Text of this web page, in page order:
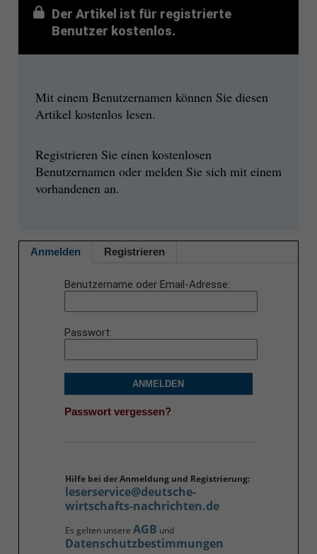
Der Artikel ist für registrierte
Benutzer kostenlos.
Mit einem Benutzernamen können Sie diesen
Artikel kostenlos lesen.
Registrieren Sie einen kostenlosen
Benutzernamen oder melden Sie sich mit einem
vorhandenen an.
Anmelden Registrieren
Benutzername oder Email-Adresse
Passwort
ANMELDEN
Passwort vergessen?
Hilfe bei der Anmeldung und Registrierung:
leserservice@deutsche-
wirtschafts-nachrichten.de
Es gelten unsere AGB und
Datenschutzbestimmungen